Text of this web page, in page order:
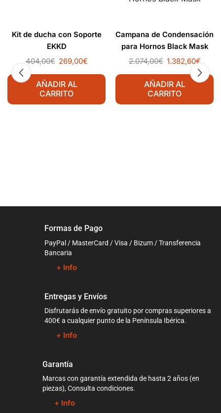
Kit de ducha con Soporte
EKKD
404,00€ 269,00€
AÑADIR AL
CARRITO
Campana de Condensación
para Hornos Black Mask
2.074,00€ 1.382,60€
AÑADIR AL
CARRITO
Formas de Pago
PayPal / MasterCard / Visa / Bizum / Transferencia
Bancaria
+ Info
Entregas y Envíos
Disfrutarás de envío gratuito por compras superiores a
400€ a cualquier punto de la Península Ibérica.
+ Info
Garantía
Marcas con garantía extendida de hasta 2 años (en
piezas), Consulta condiciones.
+ Info